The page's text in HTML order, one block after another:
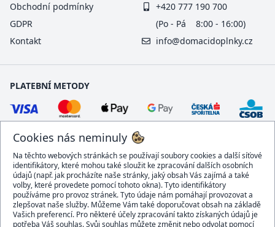
Cookies nás neminuly
Na těchto webových stránkách se používají soubory cookies a další síťové
identifikátory, které mohou také sloužit ke zpracování dalších osobních
údajů (např. jak procházíte naše stránky, jaký obsah Vás zajímá a také
volby, které provedete pomocí tohoto okna). Tyto identifikátory
používáme pro provoz stránek. Tyto údaje nám pomáhají provozovat a
zlepšovat naše služby. Můžeme Vám také doporučovat obsah na základě
Vašich preferencí. Pro některé účely zpracování takto získaných údajů je
potřeba Váš souhlas. Svůj souhlas můžete změnit nebo odvolat pomocí
Obchodní podmínky
GDPR
Kontakt
+420 777 190 700
(Po - Pá 8:00 - 16:00)
info@domacidoplnky.cz
PLATEBNÍ METODY
DOPRAVCI